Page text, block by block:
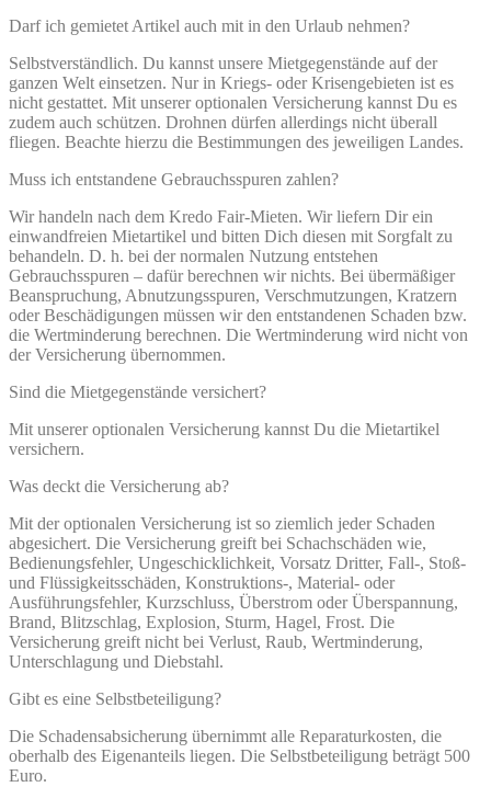
Darf ich gemietet Artikel auch mit in den Urlaub nehmen?
Selbstverständlich. Du kannst unsere Mietgegenstände auf der
ganzen Welt einsetzen. Nur in Kriegs- oder Krisengebieten ist es
nicht gestattet. Mit unserer optionalen Versicherung kannst Du es
zudem auch schützen. Drohnen dürfen allerdings nicht überall
fliegen. Beachte hierzu die Bestimmungen des jeweiligen Landes.
Muss ich entstandene Gebrauchsspuren zahlen?
Wir handeln nach dem Kredo Fair-Mieten. Wir liefern Dir ein
einwandfreien Mietartikel und bitten Dich diesen mit Sorgfalt zu
behandeln. D. h. bei der normalen Nutzung entstehen
Gebrauchsspuren – dafür berechnen wir nichts. Bei übermäßiger
Beanspruchung, Abnutzungsspuren, Verschmutzungen, Kratzern
oder Beschädigungen müssen wir den entstandenen Schaden bzw.
die Wertminderung berechnen. Die Wertminderung wird nicht von
der Versicherung übernommen.
Sind die Mietgegenstände versichert?
Mit unserer optionalen Versicherung kannst Du die Mietartikel
versichern.
Was deckt die Versicherung ab?
Mit der optionalen Versicherung ist so ziemlich jeder Schaden
abgesichert. Die Versicherung greift bei Schachschäden wie,
Bedienungsfehler, Ungeschicklichkeit, Vorsatz Dritter, Fall-, Stoß-
und Flüssigkeitsschäden, Konstruktions-, Material- oder
Ausführungsfehler, Kurzschluss, Überstrom oder Überspannung,
Brand, Blitzschlag, Explosion, Sturm, Hagel, Frost. Die
Versicherung greift nicht bei Verlust, Raub, Wertminderung,
Unterschlagung und Diebstahl.
Gibt es eine Selbstbeteiligung?
Die Schadensabsicherung übernimmt alle Reparaturkosten, die
oberhalb des Eigenanteils liegen. Die Selbstbeteiligung beträgt 500
Euro.